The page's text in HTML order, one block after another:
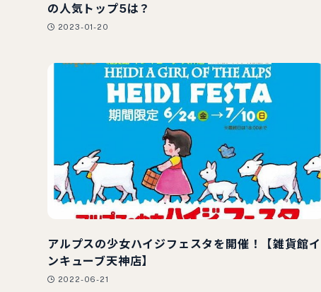
の人気トップ5は？
2023-01-20
アルプスの少女ハイジフェスタを開催！【雑貨館イ
ンキューブ天神店】
2022-06-21